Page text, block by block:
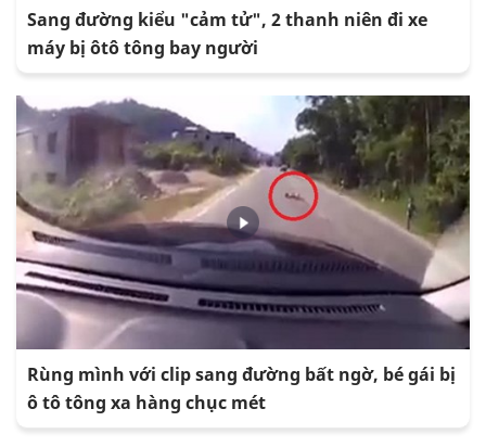
Sang đường kiểu "cảm tử", 2 thanh niên đi xe
máy bị ôtô tông bay người
Rùng mình với clip sang đường bất ngờ, bé gái bị
ô tô tông xa hàng chục mét